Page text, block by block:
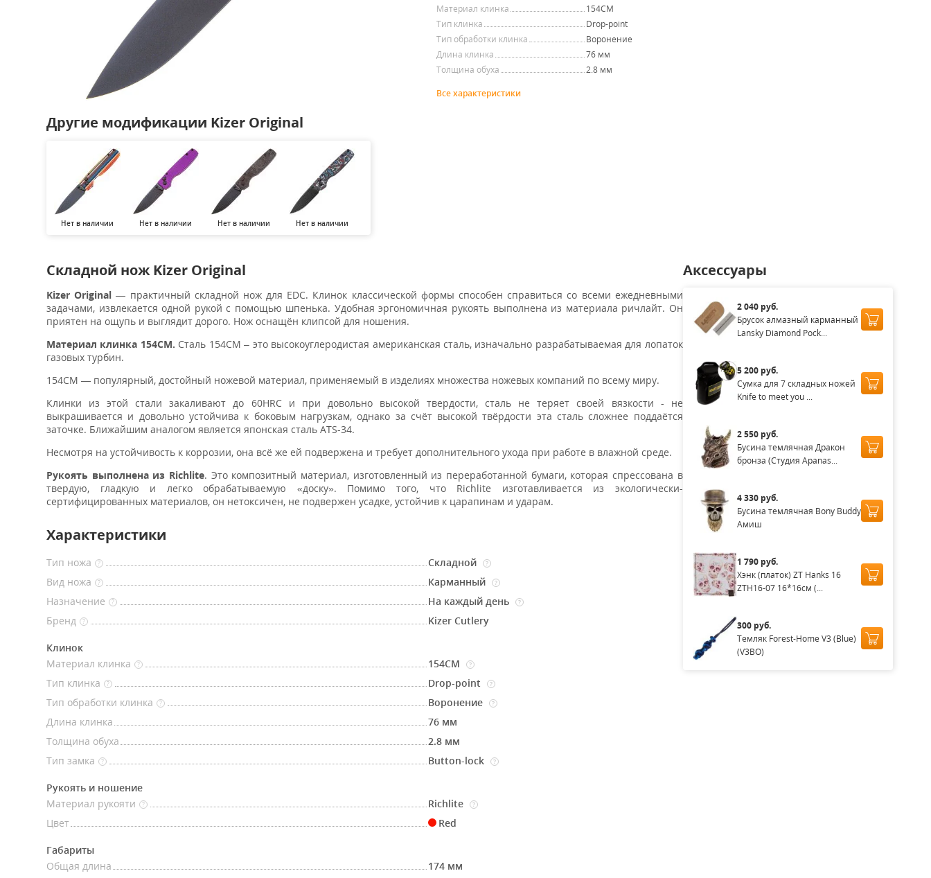
Другие модификации Kizer Original
Нет в наличии Нет в наличии Нет в наличии Нет в наличии
Материал клинка
154CM
Тип клинка
Drop-point
Тип обработки клинка
Воронение
Длина клинка
76 мм
Толщина обуха
2.8 мм
Все характеристики
Складной нож Kizer Original
Kizer Original— практичный складной нож для EDC. Клинок классической формы способен справиться со всеми ежедневными
задачами, извлекается одной рукой с помощью шпенька. Удобная эргономичная рукоять выполнена из материала ричлайт. Он
приятен на ощупь и выглядит дорого. Нож оснащён клипсой для ношения.
Материал клинка 154CM. Сталь 154CM – это высокоуглеродистая американская сталь, изначально разрабатываемая для лопаток
газовых турбин.
154CM — популярный, достойный ножевой материал, применяемый в изделиях множества ножевых компаний по всему миру.
Клинки из этой стали закаливают до 60HRC и при довольно высокой твердости, сталь не теряет своей вязкости - не
выкрашивается и довольно устойчива к боковым нагрузкам, однако за счёт высокой твёрдости эта сталь сложнее поддаётся
заточке. Ближайшим аналогом является японская сталь ATS-34.
Несмотря на устойчивость к коррозии, она всё же ей подвержена и требует дополнительного ухода при работе в влажной среде.
Рукоять выполнена из Richlite. Это композитный материал, изготовленный из переработанной бумаги, которая спрессована в
твердую, гладкую и легко обрабатываемую «доску». Помимо того, что Richlite изготавливается из экологически-
сертифицированных материалов, он нетоксичен, не подвержен усадке, устойчив к царапинам и ударам.
Характеристики
Тип ножа ? Складной ?
Вид ножа ? Карманный ?
Назначение ? На каждый день ?
Бренд ? Kizer Cutlery
Клинок
Материал клинка
? 154CM ?
Тип клинка ? Drop-point ?
Тип обработки клинка ? Воронение ?
Длина клинка
76 мм
Толщина обуха
2.8 мм
Тип замка
? Button-lock ?
Рукоять и ношение
Материал рукояти
? Richlite ?
Цвет Red
Габариты
Общая длина
174 мм
Аксессуары
2 040 руб.
Брусок алмазный карманный
Lansky Diamond Pock...
5 200 руб.
Сумка для 7 складных ножей
Knife to meet you ...
2 550 руб.
Бусина темлячная Дракон
бронза (Студия Apanas...
4 330 руб.
Бусина темлячная Bony Buddy
Амиш
1 790 руб.
Хэнк (платок) ZT Hanks 16
ZTH16-07 16*16см (...
300 руб.
Темляк Forest-Home V3 (Blue)
(V3BO)